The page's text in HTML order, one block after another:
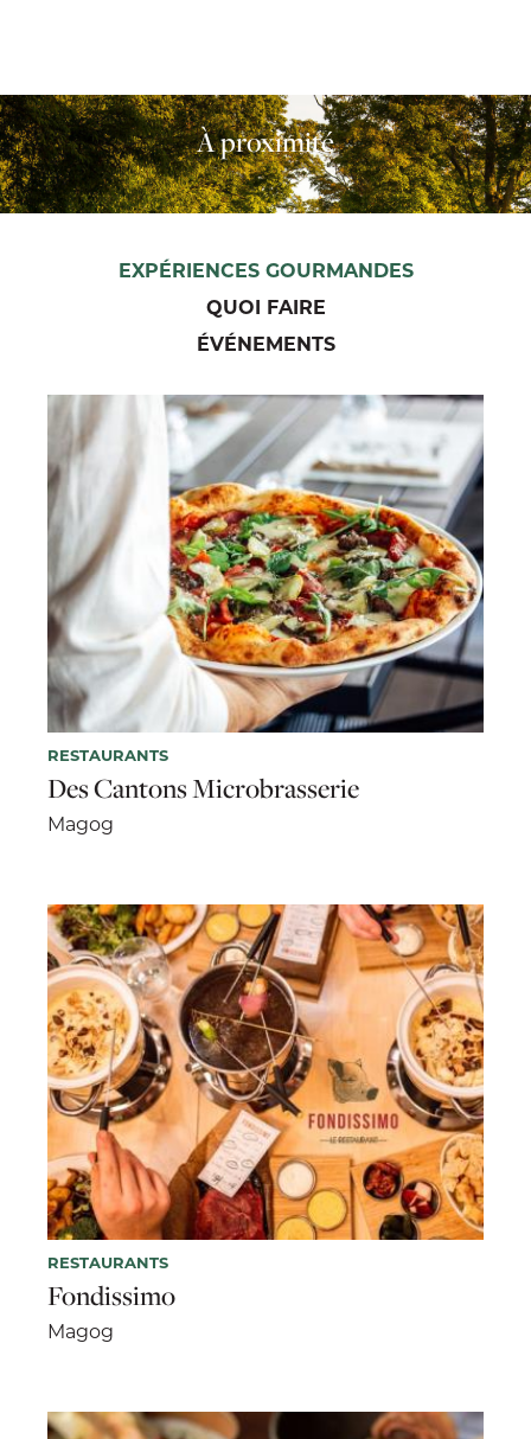
À proximité
EXPÉRIENCES GOURMANDES
QUOI FAIRE
ÉVÉNEMENTS
RESTAURANTS
Des Cantons Microbrasserie
Magog
RESTAURANTS
Fondissimo
Magog